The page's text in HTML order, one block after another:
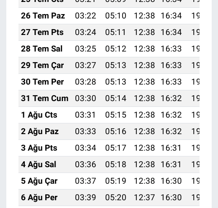
26 Tem Paz
03:22 05:10 12:38 16:34
19:56
27 Tem Pts
03:24 05:11 12:38 16:34
19:55
28 Tem Sal
03:25 05:12 12:38 16:33
19:55
29 Tem Çar
03:27 05:13 12:38 16:33
19:54
30 Tem Per
03:28 05:13 12:38 16:33
19:53
31 Tem Cum
03:30 05:14 12:38 16:32
19:51
1 Ağu Cts
03:31 05:15 12:38 16:32
19:50
2 Ağu Paz
03:33 05:16 12:38 16:32
19:49
3 Ağu Pts
03:34 05:17 12:38 16:31
19:48
4 Ağu Sal
03:36 05:18 12:38 16:31
19:47
5 Ağu Çar
03:37 05:19 12:38 16:30
19:46
6 Ağu Per
03:39 05:20 12:37 16:30
19:45